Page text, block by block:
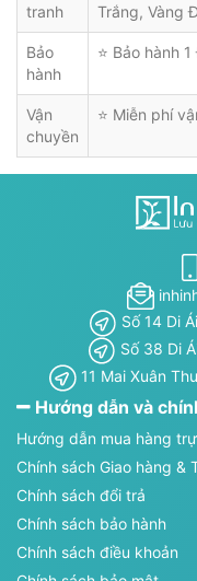
tranh
Trắng, Vàng
Bảo
hành
⭐ Bảo hành
Vận
chuyền
⭐ Miễn phí
Số 14 Di
Số 38 Di
11 Mai Xuân
Hướng dẫn và
Hướng dẫn mua hàng
Chính sách Giao hàng &
Chính sách đổi trả
Chính sách bảo hành
Chính sách điều khoản